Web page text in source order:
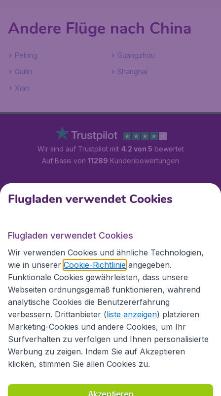
Andere Flüge nach China
Peking
Guangzhou
Guilin
Shanghai
Xian
Wir sind auf Trustpilot mit 4.2 von 5 bewertet
Auf Basis von 11289 Kundenbewertungen
Kundenservice
Flugladen.at
Internationale Webseiten
Richtlinien und Bedingungen
Haftungsausschluss
Flugladen verwendet Cookies
Flugladen verwendet Cookies
Wir verwenden Cookies und ähnliche Technologien,
wie in unserer Cookie-Richtlinie angegeben.
Funktionale Cookies gewährleisten, dass unsere
Webseiten ordnungsgemäß funktionieren, während
analytische Cookies die Benutzererfahrung
verbessern. Drittanbieter (liste anzeigen) platzieren
Marketing-Cookies und andere Cookies, um Ihr
Surfverhalten zu verfolgen und Ihnen personalisierte
Werbung zu zeigen. Indem Sie auf Akzeptieren
klicken, stimmen Sie allen Cookies zu.
Akzeptieren